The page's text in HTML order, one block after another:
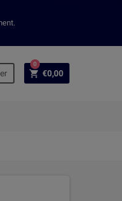
 €0,00
0